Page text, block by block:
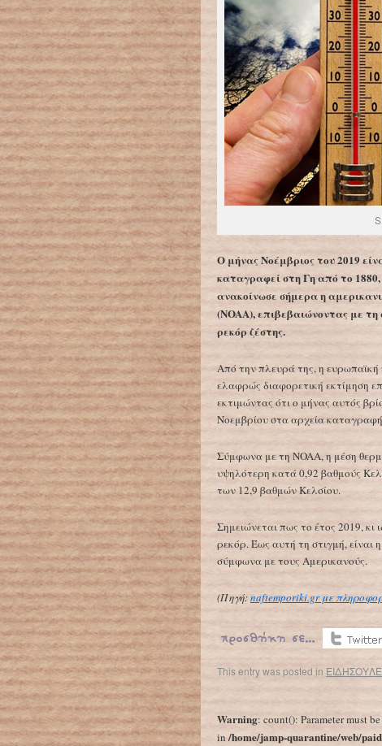
Ο μήνας Νοέμβριος του 2019
καταγραφεί στη Γη από το
ανακοίνωσε σήμερα η
(NOAA), επιβεβαιώνοντας με
ρεκόρ ζέστης.
Από την πλευρά της, η ευρωπαϊκή
ελαφρώς διαφορετική εκτίμηση
εκτιμώντας ότι ο μήνας αυτός
Νοεμβρίου στα αρχεία
Σύμφωνα με τη NOAA, η μέση
υψηλότερη κατά 0,92 βαθμούς
των 12,9 βαθμών Κελσίου.
Σημειώνεται πως το έτος 2019, κι
ρεκόρ. Έως αυτή τη στιγμή, είναι
σύμφωνα με τους Αμερικανούς.
(Πηγή:naftemporiki.gr με
This entry was posted in
Ρεκόρ θερμοκρασιών στην Αυστραλία
Warning: count(): Parameter must
in/home/jamp-quarantine/web/